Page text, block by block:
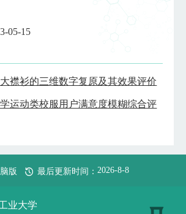
05-15
襟衫的三维数字复原及其效果评价
运动类校服用户满意度模糊综合评
版 最后更新时间： 2026-8-8
业大学